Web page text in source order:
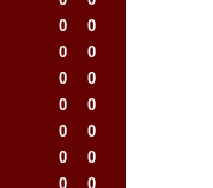
0
0
0
0
0
0
0
0
0
0
0
0
0
0